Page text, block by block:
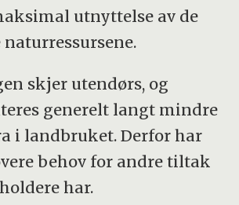
utnyttelse av de
skjer utendørs, og
generelt langt mindre
i landbruket. Derfor har
behov for andre tiltak
har.